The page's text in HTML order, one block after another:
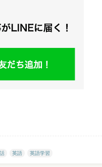
英語 英語学習